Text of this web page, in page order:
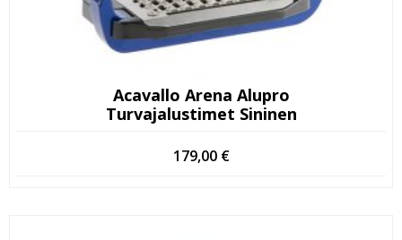
Acavallo Arena Alupro
Turvajalustimet Sininen
179,00 €